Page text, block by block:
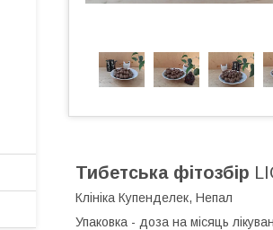
Тибетська фітозбір
Клініка Купенделек, Непал
Упаковка - доза на місяць